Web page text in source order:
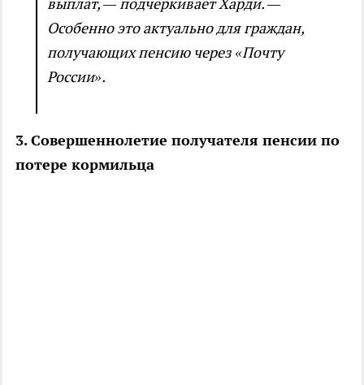
Особенно это актуально для граждан,
получающих пенсию через «Почту
России».
3. Совершеннолетие получателя пенсии по
потере кормильца